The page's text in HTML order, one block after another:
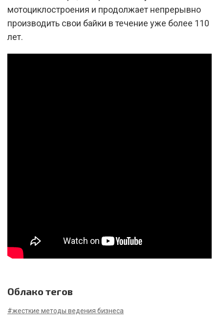
мотоциклостроения и продолжает непрерывно
производить свои байки в течение уже более 110
лет.
Облако тегов
#жесткие методы ведения бизнеса